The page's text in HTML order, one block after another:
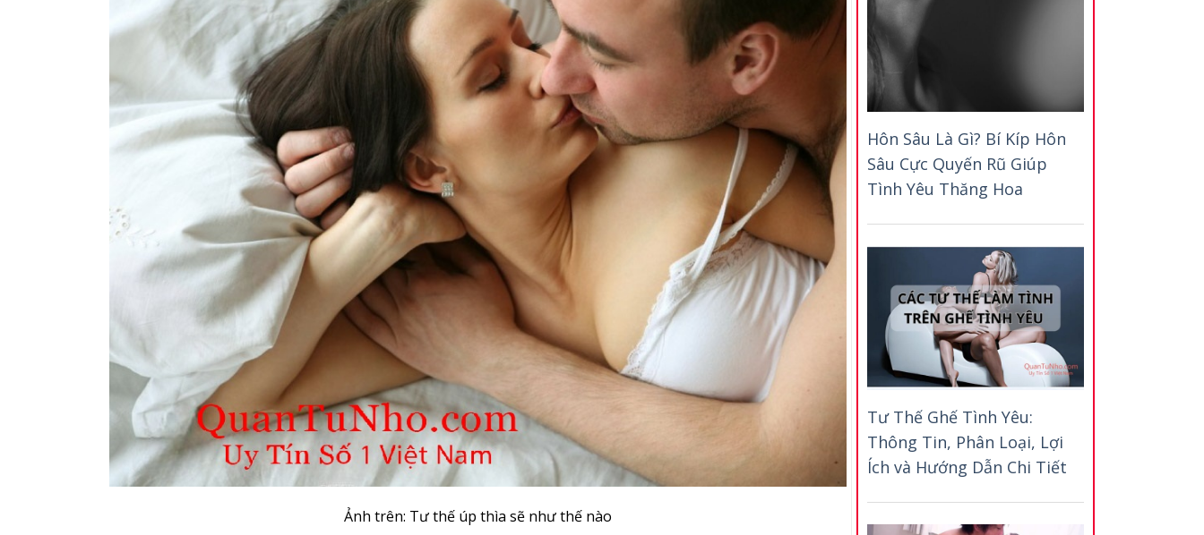
Ảnh trên: Tư thế úp thìa sẽ như thế nào
Hôn Sâu Là Gì? Bí Kíp Hôn
Sâu Cực Quyến Rũ Giúp
Tình Yêu Thăng Hoa
Tư Thế Ghế Tình Yêu:
Thông Tin, Phân Loại, Lợi
Ích và Hướng Dẫn Chi Tiết